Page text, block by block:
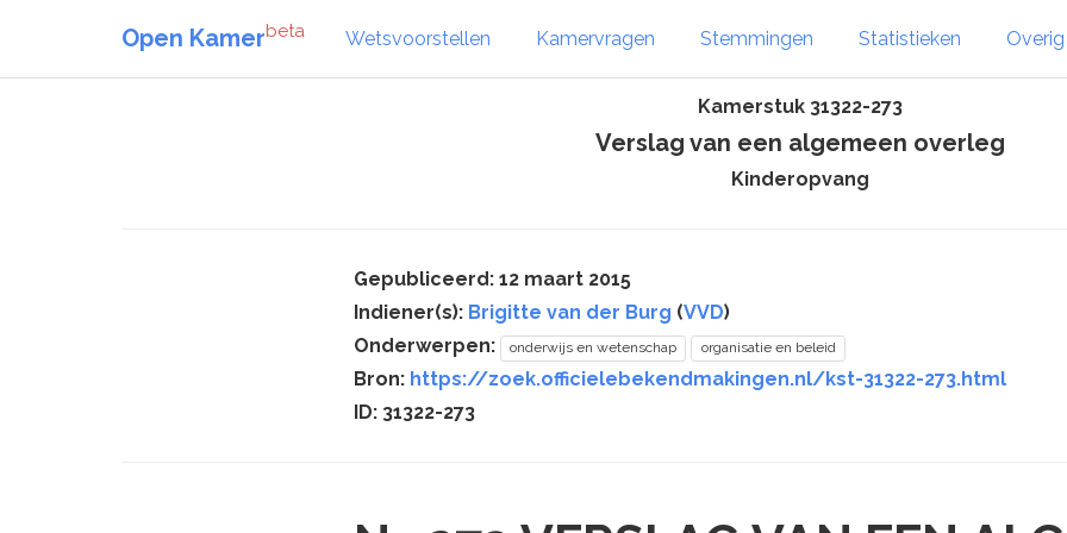
Open Kamerbeta Wetsvoorstellen Kamervragen Stemmingen Statistieken
Kamerstuk 31322-273
Verslag van een algemeen overleg
Kinderopvang
Gepubliceerd: 12 maart 2015
Indiener(s): Brigitte van der Burg (VVD)
Onderwerpen:
onderwijs en wetenschap organisatie en beleid
Bron: https://zoek.officielebekendmakingen.nl/kst-31322-273.html
ID: 31322-273